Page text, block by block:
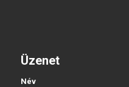
Üzenet
Név